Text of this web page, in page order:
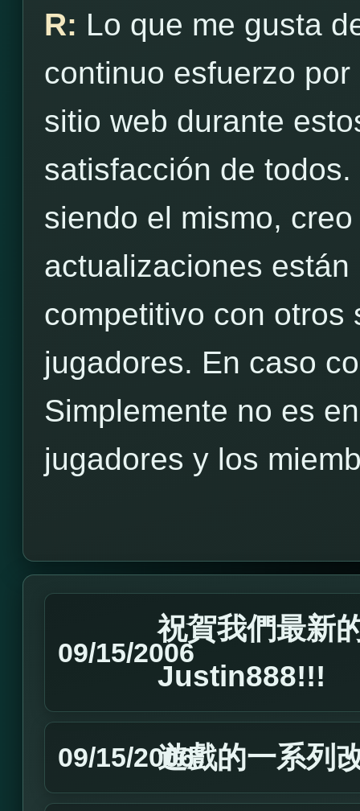
R: Lo que me gusta
continuo esfuerzo
sitio web durante
satisfacción de
siendo el mismo,
actualizaciones
competitivo con otros
jugadores. En caso
Simplemente no es
jugadores y los
09/15/2006
祝賀我們最新
Justin888!!!
09/15/2006遊戲的一系列